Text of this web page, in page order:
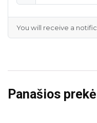
You will receive a
Panašios